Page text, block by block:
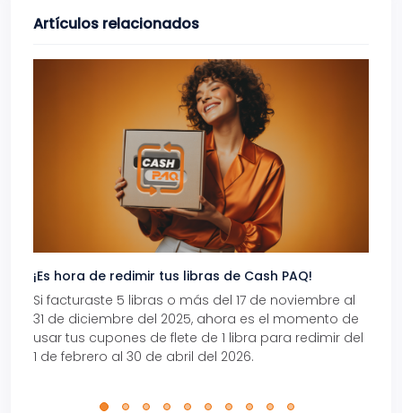
Artículos relacionados
¡Es hora de redimir tus libras de Cash PAQ!
Si facturaste 5 libras o más del 17 de noviembre al
31 de diciembre del 2025, ahora es el momento de
usar tus cupones de flete de 1 libra para redimir del
1 de febrero al 30 de abril del 2026.